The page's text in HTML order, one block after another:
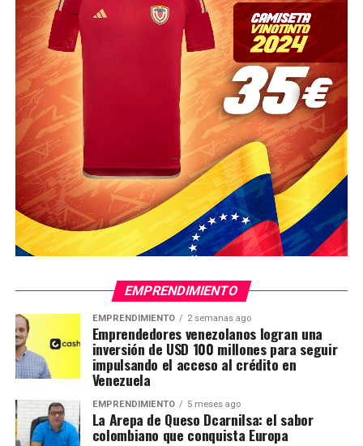
EMPRENDIMIENTO
EMPRENDIMIENTO 2 semanas ago
Emprendedores venezolanos logran una
inversión de USD 100 millones para seguir
impulsando el acceso al crédito en
Venezuela
EMPRENDIMIENTO 5 meses ago
La Arepa de Queso Dcarnilsa: el sabor
colombiano que conquista Europa